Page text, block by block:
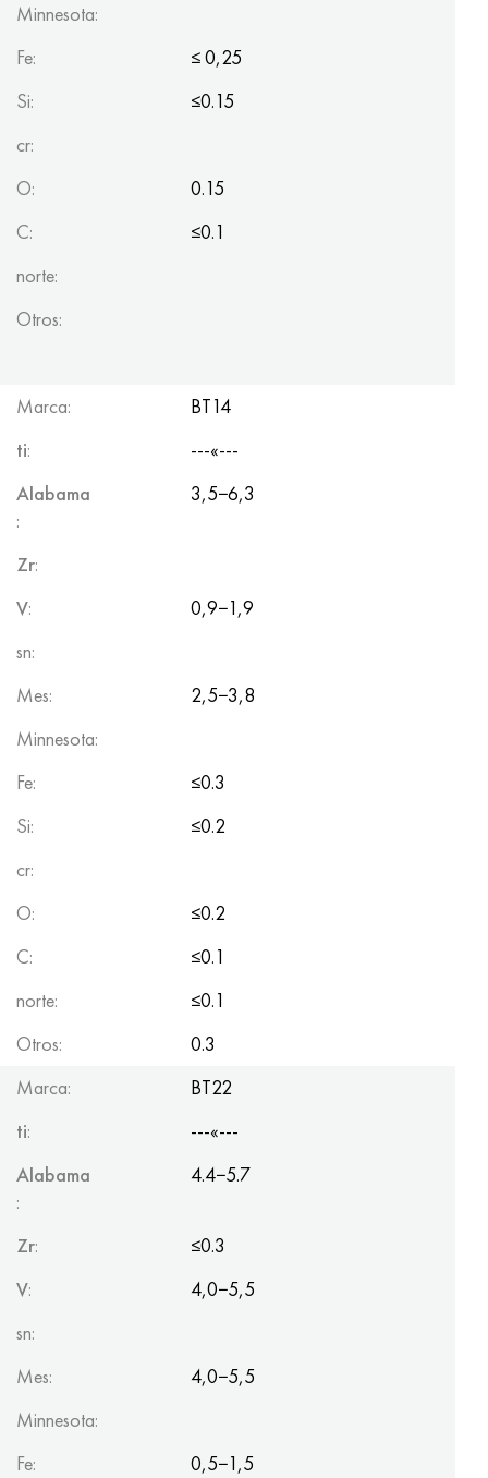
Minnesota:
Fe:
≤ 0,25
Si:
≤0.15
cr:
O:
0.15
C:
≤0.1
norte:
Otros:
Marca:
BT14
ti:
---«---
Alabama
:
3,5−6,3
Zr:
V:
0,9−1,9
sn:
Mes:
2,5−3,8
Minnesota:
Fe:
≤0.3
Si:
≤0.2
cr:
O:
≤0.2
C:
≤0.1
norte:
≤0.1
Otros:
0.3
Marca:
BT22
ti:
---«---
Alabama
:
4.4−5.7
Zr:
≤0.3
V:
4,0−5,5
sn:
Mes:
4,0−5,5
Minnesota:
Fe:
0,5−1,5